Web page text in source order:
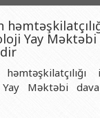
Qeyri-üzvi Kimya
İnstitutu
Yay Məktəbi
Məktəbi